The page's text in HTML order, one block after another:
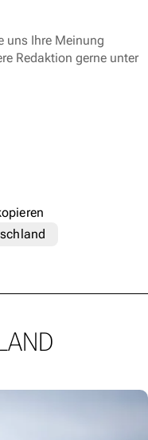
uns Ihre Meinung
Redaktion gerne unter